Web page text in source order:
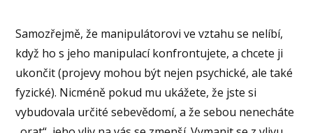
Samozřejmě, že manipulátorovi ve vztahu se nelíbí,
když ho s jeho manipulací konfrontujete, a chcete ji
ukončit (projevy mohou být nejen psychické, ale také
fyzické). Nicméně pokud mu ukážete, že jste si
vybudovala určité sebevědomí, a že sebou nenecháte